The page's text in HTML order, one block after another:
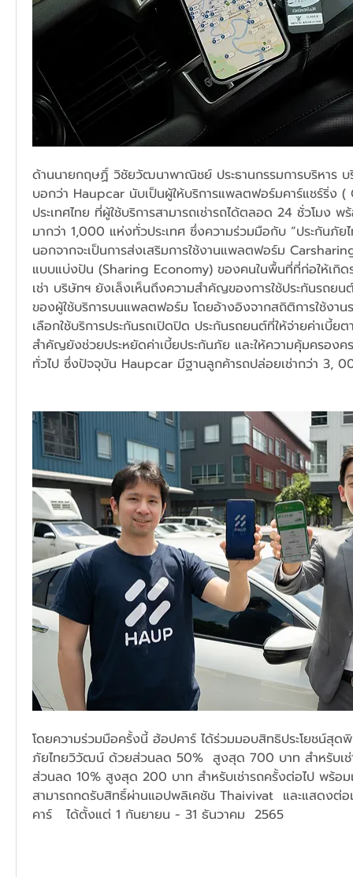
ด้านนายกฤษฏิ์ วิชัยวัฒนาพาณิชย์ ประธานกรรมการบริหาร
บอกว่า Haupcar นับเป็นผู้ให้บริการแพลตฟอร์มคาร์แชร์ริ่ง (
ประเทศไทย ที่ผู้ใช้บริการสามารถเช่ารถได้ตลอด 24 ชั่วโมง พ
มากว่า 1,000 แห่งทั่วประเทศ ซึ่งความร่วมมือกับ “ประกันภั
นอกจากจะเป็นการส่งเสริมการใช้งานแพลตฟอร์ม
แบบแบ่งปัน (Sharing Economy) ของคนในพื้นที่ที่ก่อให้เกิด
เช่า บริษัทฯ ยังเล็งเห็นถึงความสำคัญของการใช้ประกันรถยน
ของผู้ใช้บริการบนแพลตฟอร์ม โดยอ้างอิงจากสถิติการใช้งาน
เลือกใช้บริการประกันรถเปิดปิด ประกันรถยนต์ที่ให้จ่ายค่าเบี้ย
สำคัญยังช่วยประหยัดค่าเบี้ยประกันภัย และให้ความคุ้มครองค
ทั่วไป ซึ่งปัจจุบัน Haupcar มีฐานลูกค้ารถปล่อยเช่ากว่า 3,
โดยความร่วมมือครั้งนี้ ฮ้อปคาร์ ได้ร่วมมอบสิทธิประโยชน์สุด
ภัยไทยวิวัฒน์ ด้วยส่วนลด 50%  สูงสุด 700 บาท สำหรับเช่
ส่วนลด 10% สูงสุด 200 บาท สำหรับเช่ารถครั้งต่อไป พร้อ
สามารถกดรับสิทธิ์ผ่านแอปพลิเคชัน Thaivivat  และแสดงต่
คาร์   ได้ตั้งแต่ 1 กันยายน - 31 ธันวาคม  2565